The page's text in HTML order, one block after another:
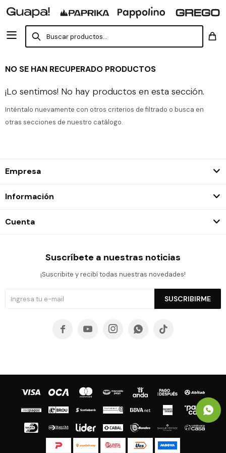
NO SE HAN RECUPERADO PRODUCTOS
¡Lo sentimos! No hay productos en esta sección.
Inténtalo nuevamente con otros criterios de filtrado o busca en
otras secciones de nuestro catálogo.
Empresa
Información
Cuenta
Suscríbete a nuestras noticias
¡Suscribite y recibí todas nuestras novedades!
SUSCRIBIRME
    